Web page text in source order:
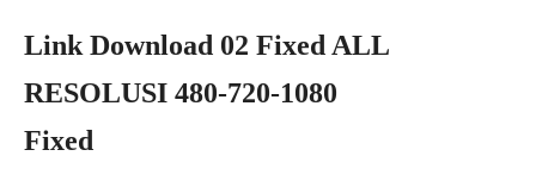
Link Download 02 Fixed ALL
RESOLUSI 480-720-1080
Fixed